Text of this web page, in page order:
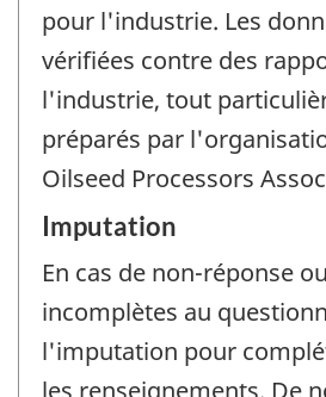
pour l'industrie. Les
vérifiées contre des
l'industrie, tout
préparés par
Oilseed Processors
Imputation
En cas de non-réponse
incomplètes au
l'imputation pour
les renseignements. De